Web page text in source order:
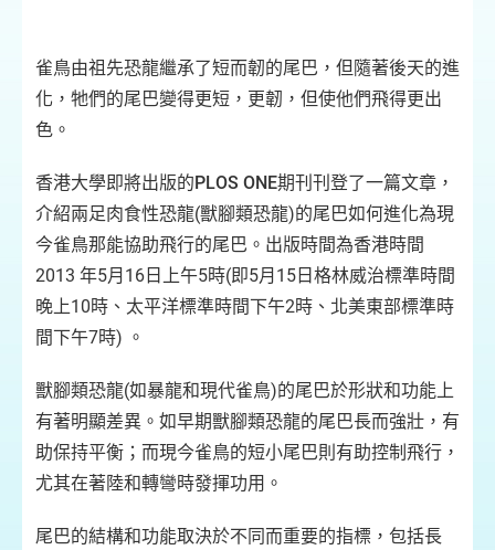
雀鳥由祖先恐龍繼承了短而韌的尾巴，但隨著後天的進
化，牠們的尾巴變得更短，更韌，但使他們飛得更出
色。
香港大學即將出版的PLOS ONE期刊刊登了一篇文章，
介紹兩足肉食性恐龍(獸腳類恐龍)的尾巴如何進化為現
今雀鳥那能協助飛行的尾巴。出版時間為香港時間
2013 年5月16日上午5時(即5月15日格林威治標準時間
晚上10時、太平洋標準時間下午2時、北美東部標準時
間下午7時) 。
獸腳類恐龍(如暴龍和現代雀鳥)的尾巴於形狀和功能上
有著明顯差異。如早期獸腳類恐龍的尾巴長而強壯，有
助保持平衡；而現今雀鳥的短小尾巴則有助控制飛行，
尤其在著陸和轉彎時發揮功用。
尾巴的結構和功能取決於不同而重要的指標，包括長